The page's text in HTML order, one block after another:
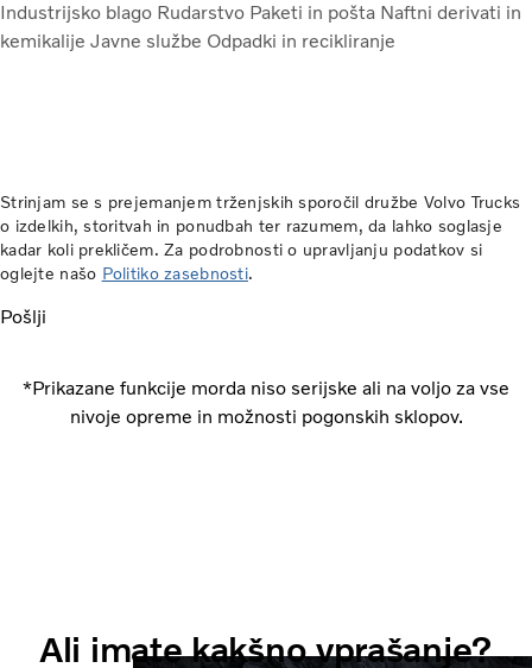
Industrijsko blago Rudarstvo Paketi in pošta Naftni derivati in
kemikalije Javne službe Odpadki in recikliranje
Strinjam se s prejemanjem trženjskih sporočil družbe Volvo Trucks
o izdelkih, storitvah in ponudbah ter razumem, da lahko soglasje
kadar koli prekličem. Za podrobnosti o upravljanju podatkov si
oglejte našo Politiko zasebnosti.
Pošlji
*Prikazane funkcije morda niso serijske ali na voljo za vse
nivoje opreme in možnosti pogonskih sklopov.
Ali imate kakšno vprašanje?